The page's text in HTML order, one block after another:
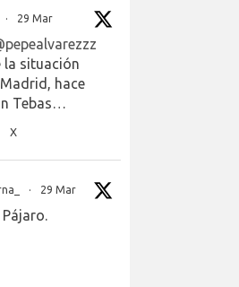
· 29 Mar
la situación
hace
Tebas…
X
· 29 Mar